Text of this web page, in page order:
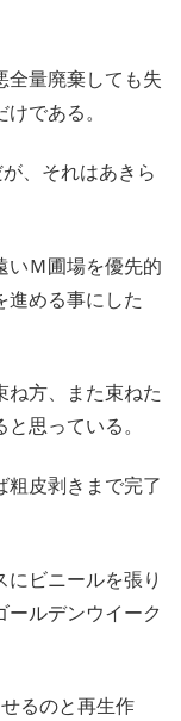
全量廃棄しても失
である。
、それはあきら
いＭ圃場を優先的
進める事にした
ね方、また束ねた
思っている。
粗皮剥きまで完了
にビニールを張り
ールデンウイーク
るのと再生作